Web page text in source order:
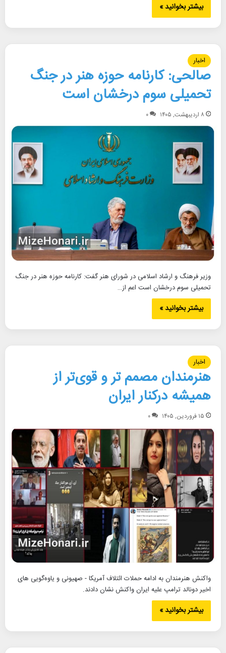
بیشتر بخوانید »
اخبار
صالحی: کارنامه حوزه هنر در جنگ
تحمیلی سوم درخشان است
۸ اردیبهشت, ۱۴۰۵ ۰
وزیر فرهنگ و ارشاد اسلامی در شورای هنر گفت: کارنامه حوزه هنر در جنگ
تحمیلی سوم درخشان است اعم از…
بیشتر بخوانید »
اخبار
هنرمندان مصمم تر و قوی‌تر از
همیشه درکنار ایران
۱۵ فروردین, ۱۴۰۵ ۰
واکنش هنرمندان به ادامه حملات ائتلاف آمریکا - صهیونی و یاوه‌گویی های
اخیر دونالد ترامپ علیه ایران واکنش نشان دادند.
بیشتر بخوانید »